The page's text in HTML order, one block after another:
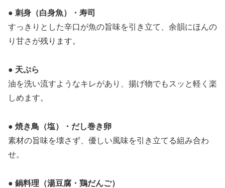
● 刺身（白身魚）・寿司
すっきりとした辛口が魚の旨味を引き立て、余韻にほんの
り甘さが残ります。
● 天ぷら
油を洗い流すようなキレがあり、揚げ物でもスッと軽く楽
しめます。
● 焼き鳥（塩）・だし巻き卵
素材の旨味を壊さず、優しい風味を引き立てる組み合わ
せ。
● 鍋料理（湯豆腐・鶏だんご）